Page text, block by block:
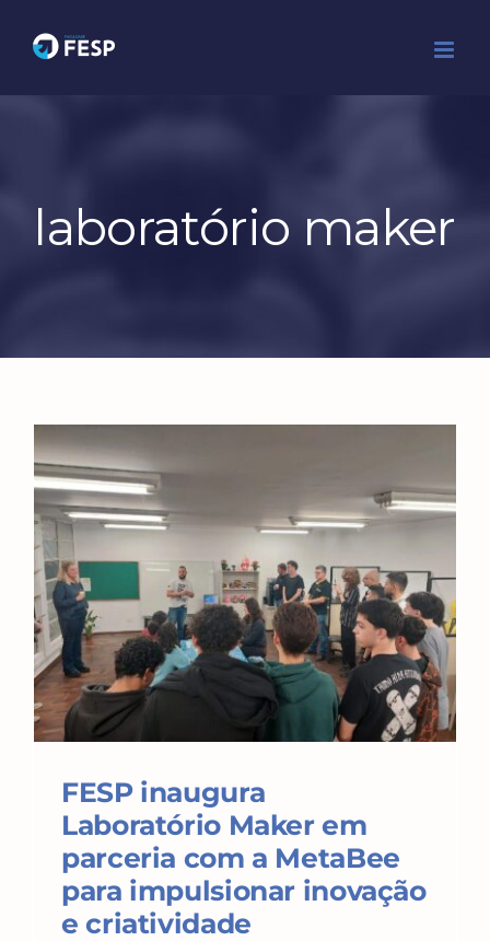
para
conteúdo
laboratório maker
FESP inaugura
Laboratório Maker em
parceria com a MetaBee
para impulsionar inovação
e criatividade